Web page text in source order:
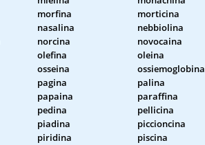
morfina
morticina
nasalina
nebbiolina
norcina
novocaina
olefina
oleina
osseina
ossiemoglobina
pagina
palina
papaina
paraffina
pedina
pellicina
piadina
piccioncina
piridina
piscina